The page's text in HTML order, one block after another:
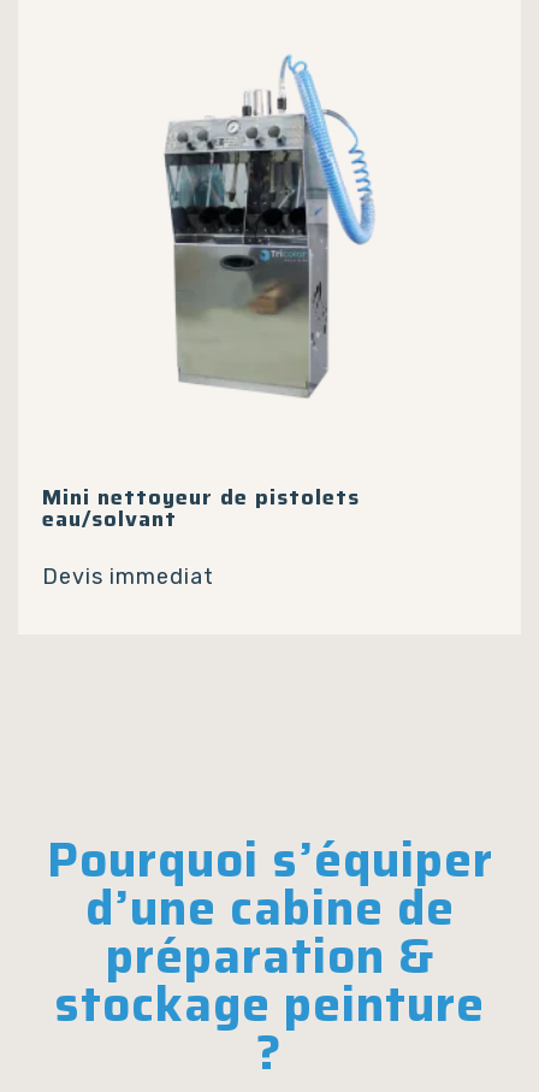
Mini nettoyeur de pistolets
eau/solvant
Devis immediat
Pourquoi s’équiper
d’une cabine de
préparation &
stockage peinture
?